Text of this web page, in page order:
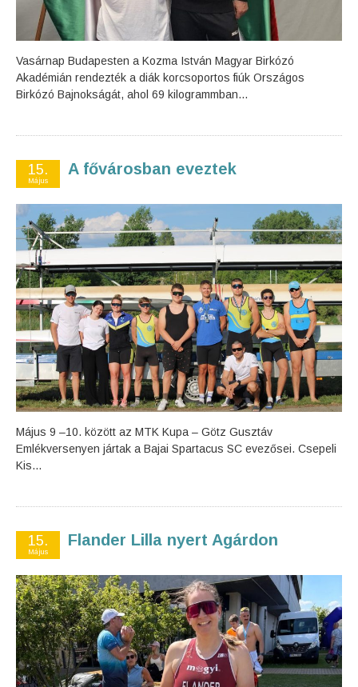
Vasárnap Budapesten a Kozma István Magyar Birkózó
Akadémián rendezték a diák korcsoportos fiúk Országos
Birkózó Bajnokságát, ahol 69 kilogrammban...
15.
Május
A fővárosban eveztek
Május 9 –10. között az MTK Kupa – Götz Gusztáv
Emlékversenyen jártak a Bajai Spartacus SC evezősei. Csepeli
Kis...
15.
Május
Flander Lilla nyert Agárdon